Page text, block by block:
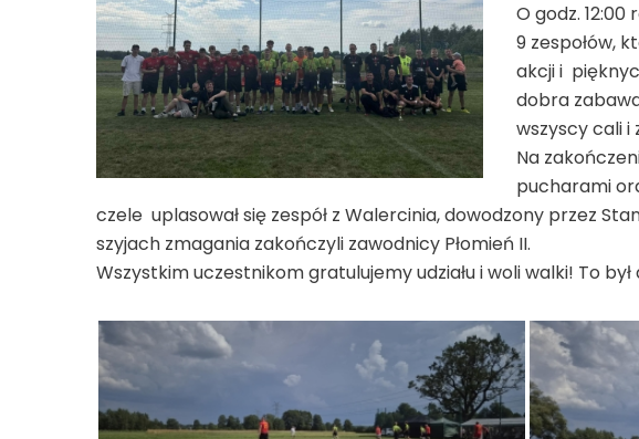
O godz. 12:00
9 zespołów,
akcji i
dobra
wszyscy cali i
Na
pucharami
czele uplasował się zespół z Walercinia, dowodzony przez
szyjach zmagania zakończyli zawodnicy Płomień II.
Wszystkim uczestnikom gratulujemy udziału i woli walki! To